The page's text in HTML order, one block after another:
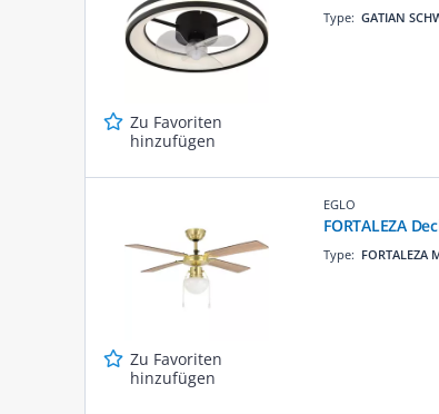
Zu Favoriten
hinzufügen
Type: GATIAN
Zu Favoriten
hinzufügen
EGLO
FORTALEZA
Type: FORTALEZA